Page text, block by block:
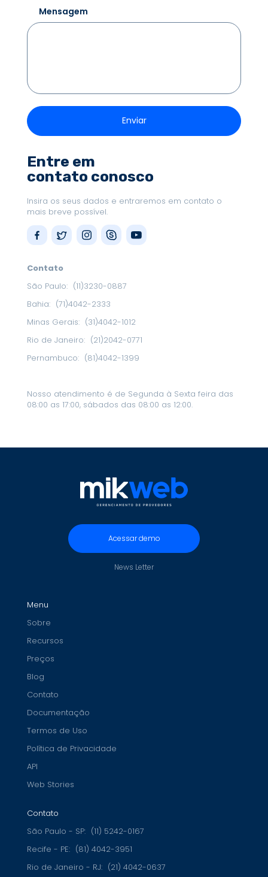
Entre em
contato conosco
Insira os seus dados e entraremos em contato o
mais breve possível.
Contato
São Paulo: (11)3230-0887
Bahia: (71)4042-2333
Minas Gerais: (31)4042-1012
Rio de Janeiro: (21)2042-0771
Pernambuco: (81)4042-1399
Nosso atendimento é de Segunda à Sexta feira das
08:00 as 17:00, sábados das 08:00 as 12:00.
Mensagem
Acessar demo
News Letter
Menu
Sobre
Recursos
Preços
Blog
Contato
Documentação
Termos de Uso
Política de Privacidade
API
Web Stories
Contato
São Paulo - SP: (11) 5242-0167
Recife - PE: (81) 4042-3951
Rio de Janeiro - RJ: (21) 4042-0637